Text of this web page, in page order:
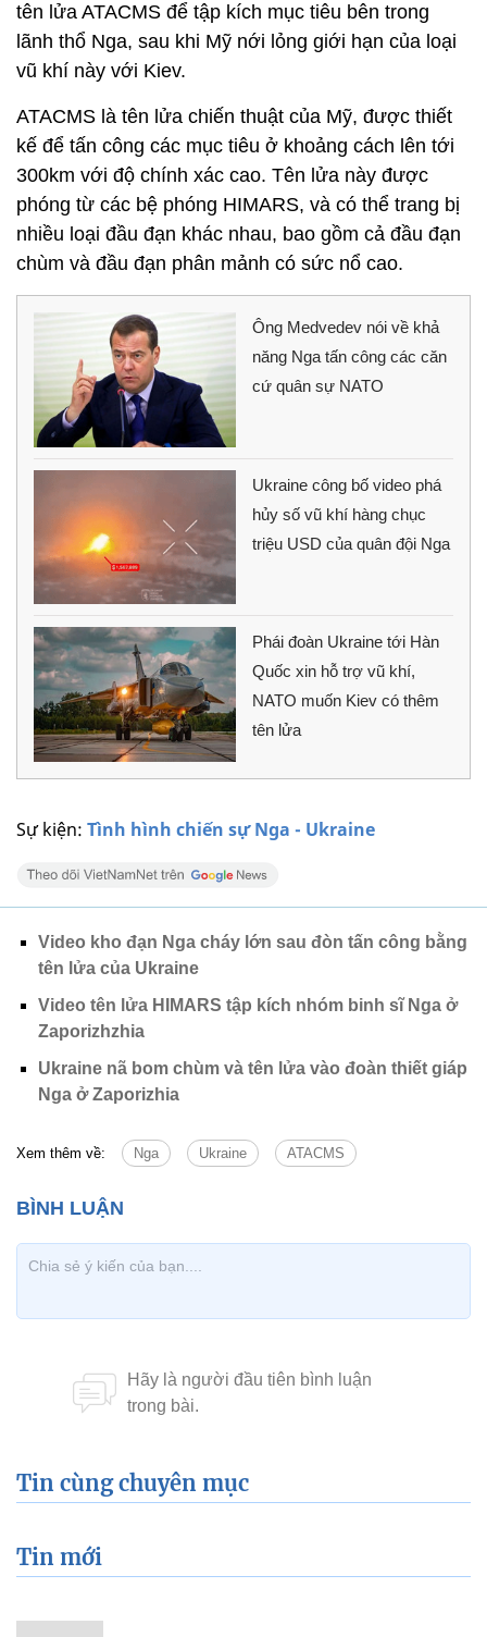
Sự kiện: Tình hình chiến sự Nga - Ukraine
tên lửa ATACMS để tập kích mục tiêu bên trong
lãnh thổ Nga, sau khi Mỹ nới lỏng giới hạn của loại
vũ khí này với Kiev.
ATACMS là tên lửa chiến thuật của Mỹ, được thiết
kế để tấn công các mục tiêu ở khoảng cách lên tới
300km với độ chính xác cao. Tên lửa này được
phóng từ các bệ phóng HIMARS, và có thể trang bị
nhiều loại đầu đạn khác nhau, bao gồm cả đầu đạn
chùm và đầu đạn phân mảnh có sức nổ cao.
Ông Medvedev nói về khả
năng Nga tấn công các căn
cứ quân sự NATO
Ukraine công bố video phá
hủy số vũ khí hàng chục
triệu USD của quân đội Nga
Phái đoàn Ukraine tới Hàn
Quốc xin hỗ trợ vũ khí,
NATO muốn Kiev có thêm
tên lửa
Video kho đạn Nga cháy lớn sau đòn tấn công bằng
tên lửa của Ukraine
Video tên lửa HIMARS tập kích nhóm binh sĩ Nga ở
Zaporizhzhia
Ukraine nã bom chùm và tên lửa vào đoàn thiết giáp
Nga ở Zaporizhia
Xem thêm về: Nga Ukraine ATACMS
Tin cùng chuyên mục
Tin mới